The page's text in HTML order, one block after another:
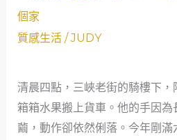
的
急
不
救
個家
質感生活/JUDY
清晨四點，三峽老街的騎樓下
箱箱水果搬上貨車。他的手因
繭，動作卻依然俐落。今年剛
手
爸
的
市